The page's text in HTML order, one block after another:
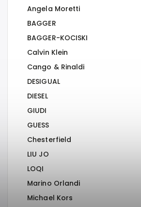
Angela Moretti
BAGGER
BAGGER-KOCISKI
Calvin Klein
Cango & Rinaldi
DESIGUAL
DIESEL
GIUDI
GUESS
Chesterfield
LIU JO
LOQI
Marino Orlandi
Michael Kors